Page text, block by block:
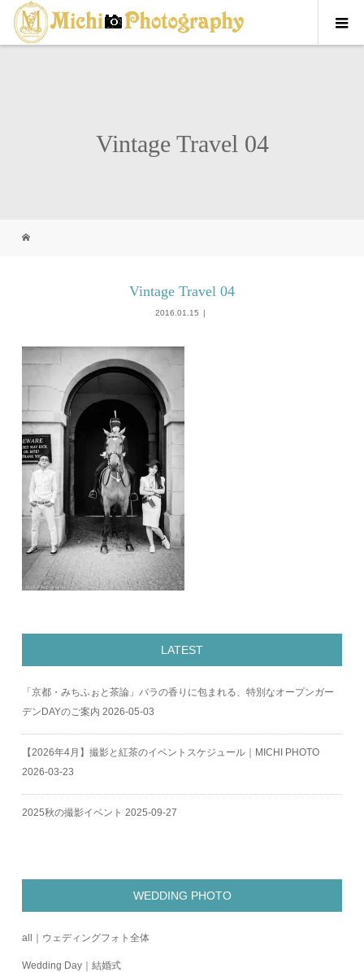
Vintage Travel 04
Vintage Travel 04
2016.01.15
LATEST
「京都・みちふぉと茶論」バラの香りに包まれる、特別なオープンガー
デンDAYのご案内 2026-05-03
【2026年4月】撮影と紅茶のイベントスケジュール｜MICHI PHOTO
2026-03-23
2025秋の撮影イベント 2025-09-27
WEDDING PHOTO
all｜ウェディングフォト全体
Wedding Day｜結婚式